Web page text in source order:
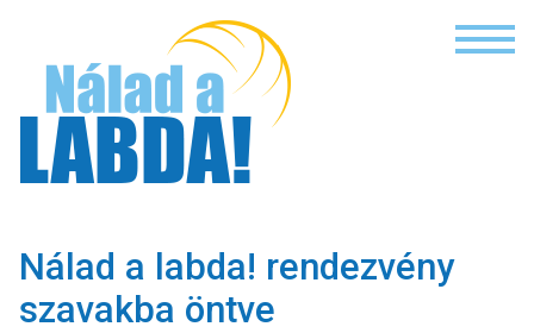
NÁLAD A
Nálad a labda! rendezvény
szavakba öntve